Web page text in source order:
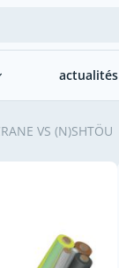
actualités
VS (N)SHTÖU